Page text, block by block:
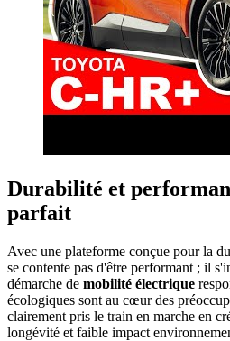
Durabilité et
parfait
Avec une plateforme conçue pour la
se contente pas d'être performant ; il
démarche de mobilité électrique
écologiques sont au cœur des
clairement pris le train en marche en
longévité et faible impact